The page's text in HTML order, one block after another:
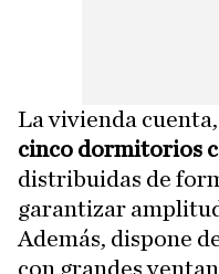
La vivienda
cinco dormitorios
distribuidas de
garantizar
Además, dispone
con grandes